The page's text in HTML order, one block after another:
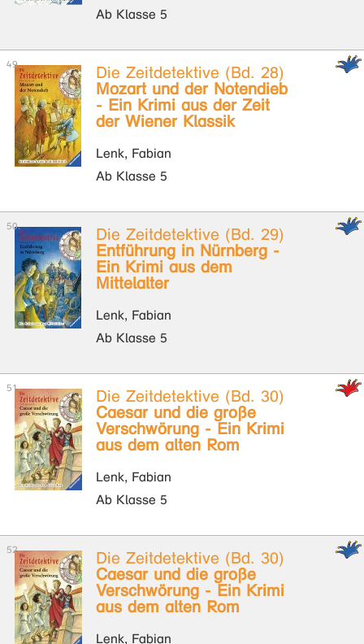
Ab Klasse 5
Die Zeitdetektive (Bd. 28)
Mozart und der Notendieb
- Ein Krimi aus der Zeit
der Wiener Klassik
Lenk, Fabian
Ab Klasse 5
Die Zeitdetektive (Bd. 29)
Entführung in Nürnberg -
Ein Krimi aus dem
Mittelalter
Lenk, Fabian
Ab Klasse 5
Die Zeitdetektive (Bd. 30)
Caesar und die große
Verschwörung - Ein Krimi
aus dem alten Rom
Lenk, Fabian
Ab Klasse 5
Die Zeitdetektive (Bd. 30)
Caesar und die große
Verschwörung - Ein Krimi
aus dem alten Rom
Lenk, Fabian